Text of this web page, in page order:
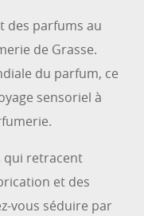
des parfums au
de Grasse.
du parfum, ce
sensoriel à
qui retracent
et des
vous séduire par